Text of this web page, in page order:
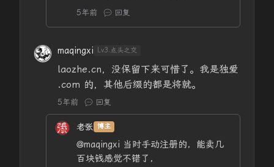
5年前 回复
maqingxi Lv3.点头之交
laozhe.cn，没保留下来可惜了。我是独爱
.com 的，其他后缀的都是将就。
5年前 回复
老张 博主
@maqingxi 当时手动注册的，能卖几
百块钱感觉不错了，